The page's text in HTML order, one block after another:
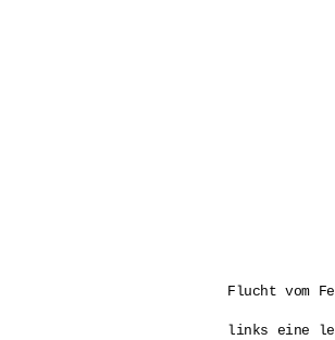
Flucht vom
links eine